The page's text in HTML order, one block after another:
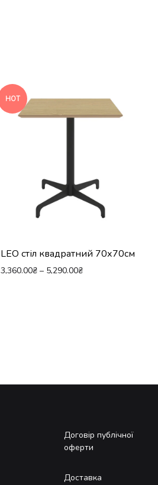
HOT
LEO стіл квадратний 70х70см
3,360.00₴ – 5,290.00₴
Договір публічної
оферти
Доставка